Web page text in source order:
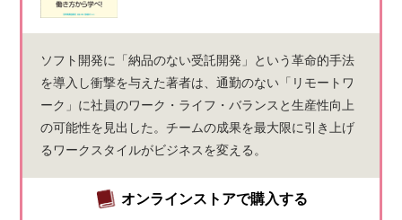
ソフト開発に「納品のない受託開発」という革命的手法
を導入し衝撃を与えた著者は、通勤のない「リモートワ
ーク」に社員のワーク・ライフ・バランスと生産性向上
の可能性を見出した。チームの成果を最大限に引き上げ
るワークスタイルがビジネスを変える。
オンラインストアで購入する